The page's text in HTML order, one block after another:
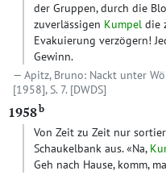
der Gruppen, durch die
zuverlässigen Kumpel die
Evakuierung verzögern!
Gewinn.
Apitz, Bruno: Nackt unter
[1958], S. 7. [DWDS]
1958b
Von Zeit zu Zeit nur
Schaukelbank aus. «Na,
Geh nach Hause, komm,